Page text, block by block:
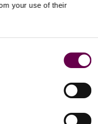
your use of their
Veloci